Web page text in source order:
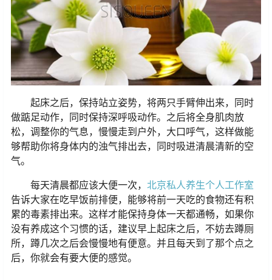
起床之后，保持站立姿势，将两只手臂伸出来，同时
做踮足动作，同时保持深呼吸动作。之后将全身肌肉放
松，调整你的气息，慢慢走到户外，大口呼气，这样做能
够帮助你将身体内的浊气排出去，同时吸进清晨清新的空
气。
每天清晨都应该大便一次， 北京私人养生个人工作室
告诉大家在吃早饭前排便，能够将前一天吃的食物还有积
累的毒素排出来。这样才能保持身体一天都通畅，如果你
没有养成这个习惯的话，建议早上起床之后，不妨去蹲厕
所，蹲几次之后会慢慢地有便意。并且每天到了那个点之
后，你就会有要大便的感觉。